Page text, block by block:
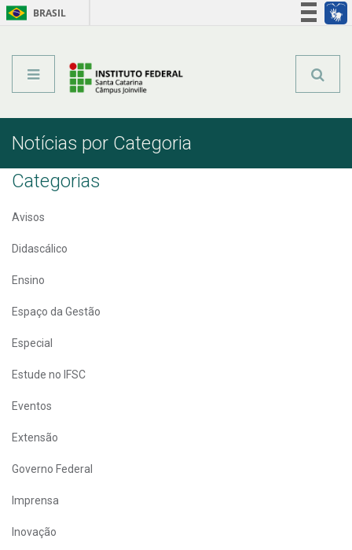
BRASIL
Notícias por Categoria
Categorias
Avisos
Didascálico
Ensino
Espaço da Gestão
Especial
Estude no IFSC
Eventos
Extensão
Governo Federal
Imprensa
Inovação